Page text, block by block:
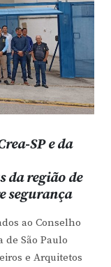
SP e da
da região de
segurança
ao Conselho
São Paulo
e Arquitetos